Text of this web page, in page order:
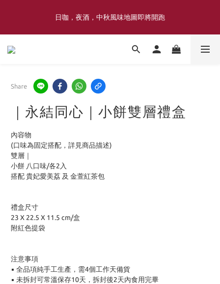
限定
日咖，夜酒，中秋風味地圖即將開跑
喜豐香1985 × 薑薑小姐花藝工作室｜登記日系列 手捧花｜5月–7月
Share
｜永結同心｜小餅雙層禮盒
內容物
(口味為固定搭配，詳見商品描述)
雙層｜
小餅 八口味/各2入
搭配 貴妃愛美荔 及 金萱紅茶包
禮盒尺寸
23 X 22.5 X 11.5 cm/盒
附紅色提袋
注意事項
▪ 全品項純手工生產，需4個工作天備貨
▪ 未拆封可常溫保存10天，拆封後2天內食用完畢